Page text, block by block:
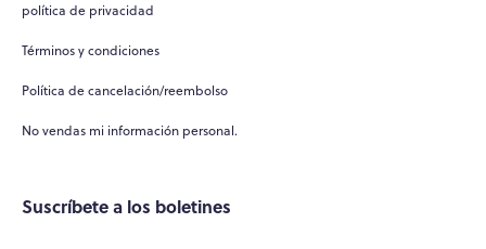
política de privacidad
Términos y condiciones
Política de cancelación/reembolso
No vendas mi información personal.
Suscríbete a los boletines